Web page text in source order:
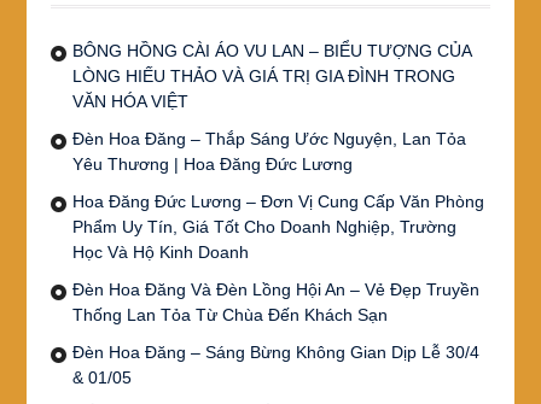
BÔNG HỒNG CÀI ÁO VU LAN – BIỂU TƯỢNG CỦA
LÒNG HIẾU THẢO VÀ GIÁ TRỊ GIA ĐÌNH TRONG
VĂN HÓA VIỆT
Đèn Hoa Đăng – Thắp Sáng Ước Nguyện, Lan Tỏa
Yêu Thương | Hoa Đăng Đức Lương
Hoa Đăng Đức Lương – Đơn Vị Cung Cấp Văn Phòng
Phẩm Uy Tín, Giá Tốt Cho Doanh Nghiệp, Trường
Học Và Hộ Kinh Doanh
Đèn Hoa Đăng Và Đèn Lồng Hội An – Vẻ Đẹp Truyền
Thống Lan Tỏa Từ Chùa Đến Khách Sạn
Đèn Hoa Đăng – Sáng Bừng Không Gian Dịp Lễ 30/4
& 01/05